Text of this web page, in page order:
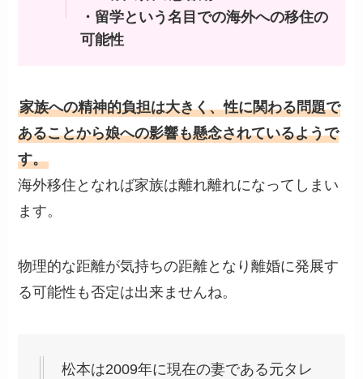
・留学という名目での海外への移住の
可能性
家族への精神的負担は大きく、性に関わる問題で
あることから娘への影響も懸念されているようで
す。
海外移住となれば家族は離れ離れになってしまい
ます。
物理的な距離が気持ちの距離となり離婚に発展す
る可能性も否定は出来ませんね。
松本は2009年に現在の妻である元タレ